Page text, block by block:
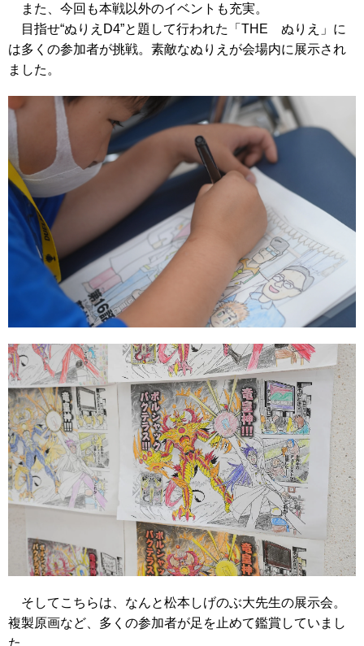
また、今回も本戦以外のイベントも充実。
目指せ“ぬりえD4”と題して行われた「THE ぬりえ」に
は多くの参加者が挑戦。素敵なぬりえが会場内に展示され
ました。
そしてこちらは、なんと松本しげのぶ大先生の展示会。
複製原画など、多くの参加者が足を止めて鑑賞していまし
た。